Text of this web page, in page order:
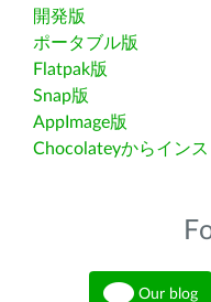
開発版
ポータブル版
Flatpak版
Snap版
AppImage版
Chocolateyからイン
Our blog